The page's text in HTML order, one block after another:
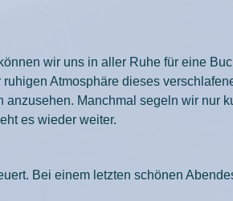
wir uns in aller Ruhe für eine
Atmosphäre dieses
Manchmal segeln wir nur
es wieder weiter.
Bei einem letzten schönen